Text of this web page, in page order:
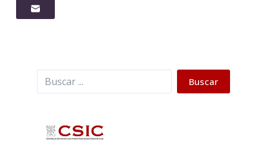
Buscar Buscar